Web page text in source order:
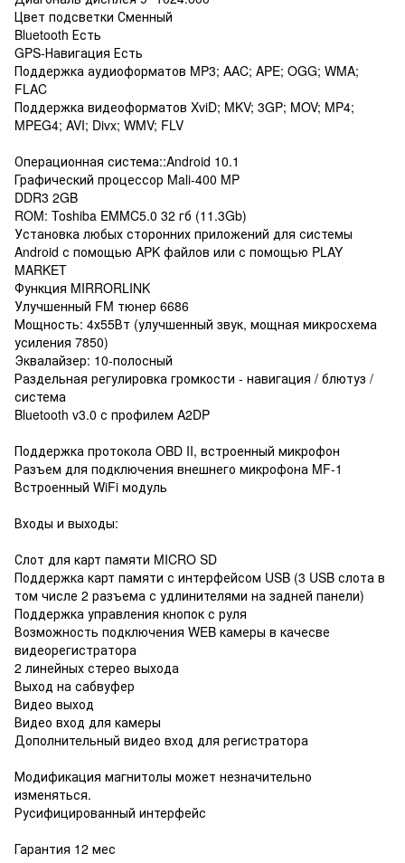
Цвет подсветки Сменный
Bluetooth Есть
GPS-Навигация Есть
Поддержка аудиоформатов MP3; AAC; APE; OGG; WMA;
FLAC
Поддержка видеоформатов XviD; MKV; 3GP; MOV; MP4;
MPEG4; AVI; Divx; WMV; FLV
Операционная система::Android 10.1
Графический процессор Mali-400 MP
DDR3 2GB
ROM: Toshiba EMMC5.0 32 гб (11.3Gb)
Установка любых сторонних приложений для системы
Android с помощью APK файлов или с помощью PLAY
MARKET
Функция MIRRORLINK
Улучшенный FM тюнер 6686
Мощность: 4х55Вт (улучшенный звук, мощная микросхема
усиления 7850)
Эквалайзер: 10-полосный
Раздельная регулировка громкости - навигация / блютуз /
система
Bluetooth v3.0 с профилем A2DP
Поддержка протокола OBD II, встроенный микрофон
Разъем для подключения внешнего микрофона MF-1
Встроенный WiFi модуль
Входы и выходы:
Слот для карт памяти MICRO SD
Поддержка карт памяти с интерфейсом USB (3 USB слота в
том числе 2 разъема с удлинителями на задней панели)
Поддержка управления кнопок с руля
Возможность подключения WEB камеры в качесве
видеорегистратора
2 линейных стерео выхода
Выход на сабвуфер
Видео выход
Видео вход для камеры
Дополнительный видео вход для регистратора
Модификация магнитолы может незначительно
изменяться.
Русифицированный интерфейс
Гарантия 12 мес